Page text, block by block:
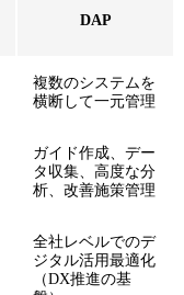
DAP
複数のシステムを
横断して一元管理
ガイド作成、デー
タ収集、高度な分
析、改善施策管理
全社レベルでのデ
ジタル活用最適化
（DX推進の基